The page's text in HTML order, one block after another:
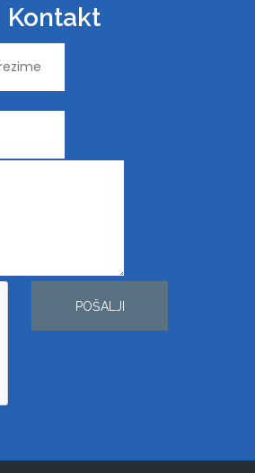
Kontakt
POŠALJI